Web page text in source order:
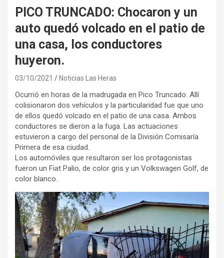
PICO TRUNCADO: Chocaron y un
auto quedó volcado en el patio de
una casa, los conductores
huyeron.
03/10/2021 Noticias Las Heras
Ocurrió en horas de la madrugada en Pico Truncado. Allí
colisionaron dos vehículos y la particularidad fue que uno
de ellos quedó volcado en el patio de una casa. Ambos
conductores se dieron a la fuga. Las actuaciones
estuvieron a cargo del personal de la División Comisaría
Primera de esa ciudad.
Los automóviles que resultaron ser los protagonistas
fueron un Fiat Palio, de color gris y un Volkswagen Golf, de
color blanco.